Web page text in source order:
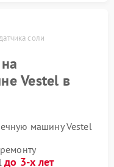
соли
Vestel в
машину Vestel
до 3-х лет